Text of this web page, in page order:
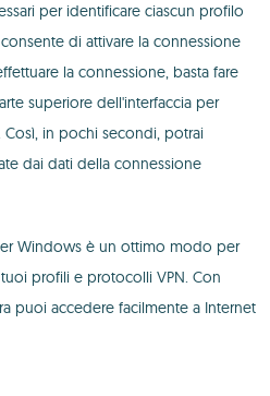
per identificare ciascun profilo
di attivare la connessione
la connessione, basta fare
superiore dell'interfaccia per
Così, in pochi secondi, potrai
dai dati della connessione
Windows è un ottimo modo per
profili e protocolli VPN. Con
puoi accedere facilmente a Internet